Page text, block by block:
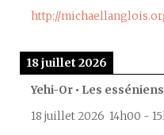
http://
18 juillet 2026
Yehi-Or • Les
18 juillet 2026 14h00 -